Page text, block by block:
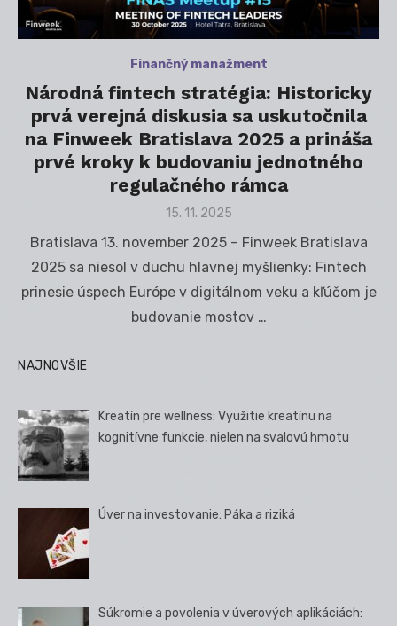
Finančný manažment
Národná fintech stratégia: Historicky
prvá verejná diskusia sa uskutočnila
na Finweek Bratislava 2025 a prináša
prvé kroky k budovaniu jednotného
regulačného rámca
Posted
15. 11. 2025
Bratislava 13. november 2025 – Finweek Bratislava
2025 sa niesol v duchu hlavnej myšlienky: Fintech
prinesie úspech Európe v digitálnom veku a kľúčom je
budovanie mostov …
NAJNOVŠIE
Kreatín pre wellness: Využitie kreatínu na
kognitívne funkcie, nielen na svalovú hmotu
Úver na investovanie: Páka a riziká
Súkromie a povolenia v úverových aplikáciách: